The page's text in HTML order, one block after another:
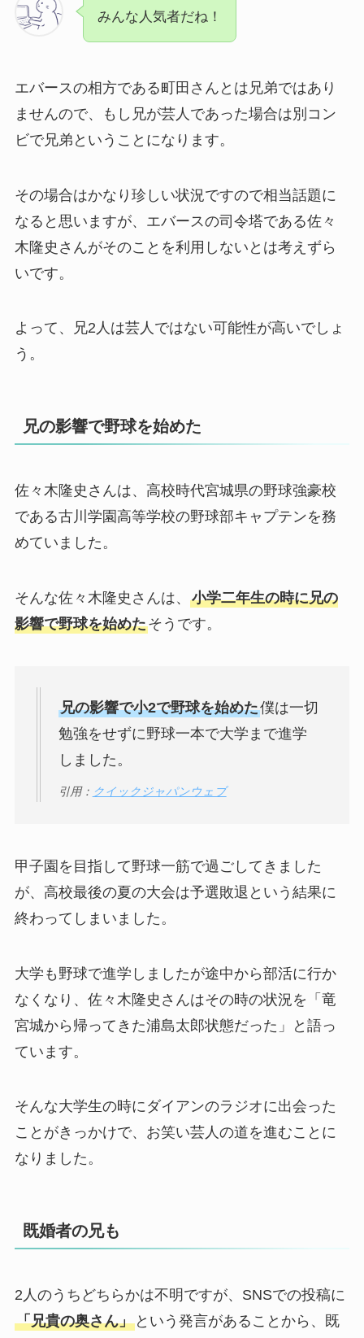
みんな人気者だね！
エバースの相方である町田さんとは兄弟ではあり
ませんので、もし兄が芸人であった場合は別コン
ビで兄弟ということになります。
その場合はかなり珍しい状況ですので相当話題に
なると思いますが、エバースの司令塔である佐々
木隆史さんがそのことを利用しないとは考えずら
いです。
よって、兄2人は芸人ではない可能性が高いでしょ
う。
兄の影響で野球を始めた
佐々木隆史さんは、高校時代宮城県の野球強豪校
である古川学園高等学校の野球部キャプテンを務
めていました。
そんな佐々木隆史さんは、 小学二年生の時に兄の
影響で野球を始めたそうです。
兄の影響で小2で野球を始めた僕は一切
勉強をせずに野球一本で大学まで進学
しました。
引用： クイックジャパンウェブ
甲子園を目指して野球一筋で過ごしてきました
が、高校最後の夏の大会は予選敗退という結果に
終わってしまいました。
大学も野球で進学しましたが途中から部活に行か
なくなり、佐々木隆史さんはその時の状況を「竜
宮城から帰ってきた浦島太郎状態だった」と語っ
ています。
そんな大学生の時にダイアンのラジオに出会った
ことがきっかけで、お笑い芸人の道を進むことに
なりました。
既婚者の兄も
2人のうちどちらかは不明ですが、SNSでの投稿に
「兄貴の奥さん」という発言があることから、既